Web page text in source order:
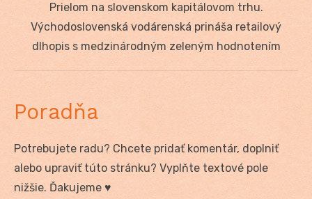
post:
Prielom na slovenskom kapitálovom trhu.
Východoslovenská vodárenská prináša retailový
dlhopis s medzinárodným zeleným hodnotením
Poradňa
Potrebujete radu? Chcete pridať komentár, doplniť
alebo upraviť túto stránku? Vyplňte textové pole
nižšie. Ďakujeme ♥